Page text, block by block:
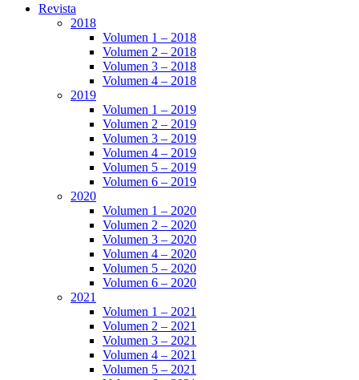
Revista
2018
Volumen 1 – 2018
Volumen 2 – 2018
Volumen 3 – 2018
Volumen 4 – 2018
2019
Volumen 1 – 2019
Volumen 2 – 2019
Volumen 3 – 2019
Volumen 4 – 2019
Volumen 5 – 2019
Volumen 6 – 2019
2020
Volumen 1 – 2020
Volumen 2 – 2020
Volumen 3 – 2020
Volumen 4 – 2020
Volumen 5 – 2020
Volumen 6 – 2020
2021
Volumen 1 – 2021
Volumen 2 – 2021
Volumen 3 – 2021
Volumen 4 – 2021
Volumen 5 – 2021